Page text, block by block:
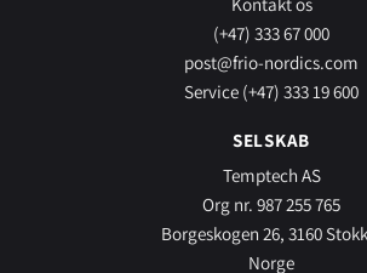
(+47) 333 67 000
post@frio-nordics.com
Service (+47) 333 19 600
SELSKAB
Temptech AS
Org nr. 987 255 765
Borgeskogen 26, 3160
Norge